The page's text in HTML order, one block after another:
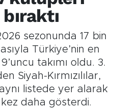
sezonunda 17 bin
Türkiye’nin en
takımı oldu. 3.
Siyah-Kırmızılılar,
listede yer alarak
daha gösterdi.